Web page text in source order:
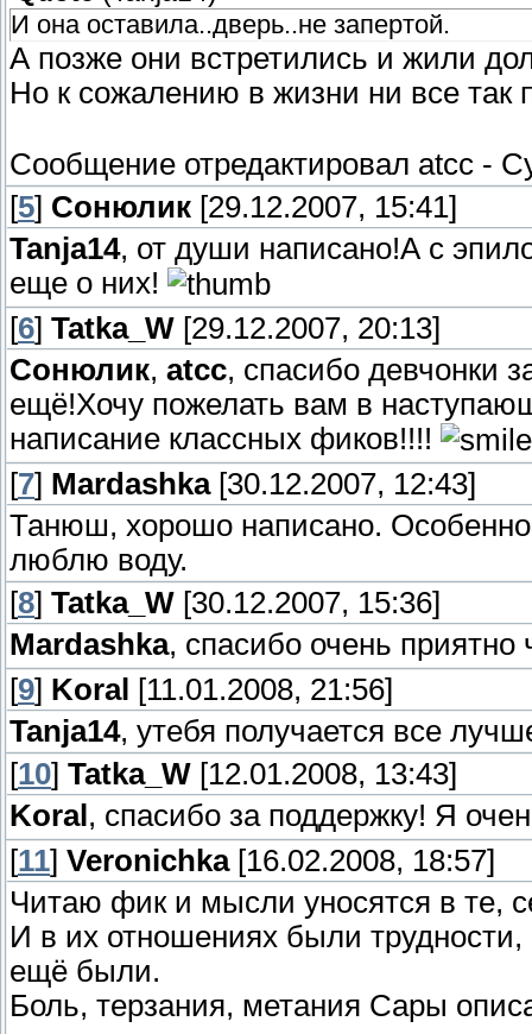
И она оставила..дверь..не запертой.
А позже они встретились и жили
Но к сожалению в жизни ни все так
Сообщение отредактировал atcc -
[5] Сонюлик [29.12.2007, 15:41]
Tanja14, от души написано!А с
еще о них!
[6] Tatka_W [29.12.2007, 20:13]
Сонюлик, atcc, спасибо девчонки
ещё!Хочу пожелать вам в
написание классных фиков!!!!
[7] Mardashka[30.12.2007, 12:43]
Танюш, хорошо написано.
люблю воду.
[8] Tatka_W [30.12.2007, 15:36]
Mardashka, спасибо очень
[9] Koral [11.01.2008, 21:56]
Tanja14, утебя получается все
[10] Tatka_W [12.01.2008, 13:43]
Koral, спасибо за поддержку! Я
[11] Veronichka[16.02.2008, 18:57]
Читаю фик и мысли уносятся в те,
И в их отношениях были
ещё были.
Боль, терзания, метания Сары